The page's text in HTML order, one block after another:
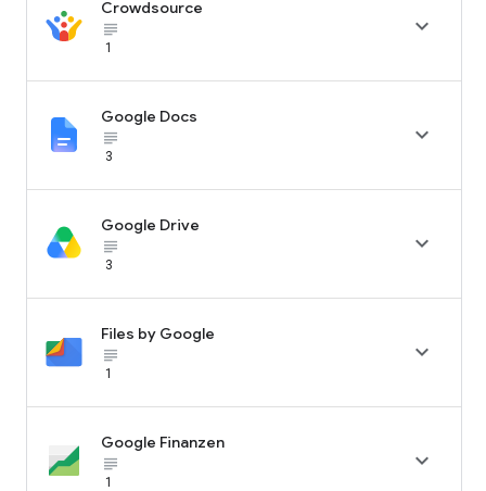
Crowdsource
subject_black
1

Google Docs
subject_black
3

Google Drive
subject_black
3

Files by Google
subject_black
1

Google Finanzen
subject_black
1
